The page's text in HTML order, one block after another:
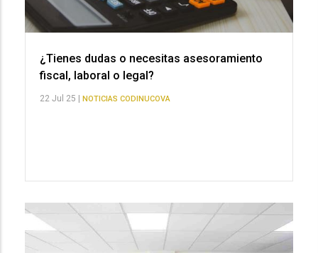
¿Tienes dudas o necesitas asesoramiento
fiscal, laboral o legal?
22 Jul 25 | NOTICIAS CODINUCOVA